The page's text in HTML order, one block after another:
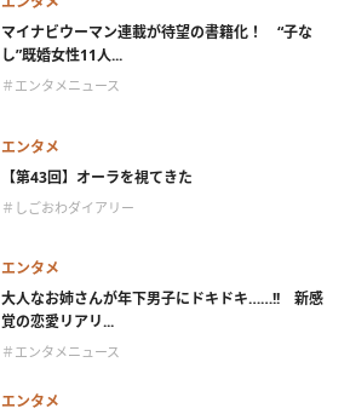
マイナビウーマン連載が待望の書籍化！ “子な
し”既婚女性11人...
＃エンタメニュース
エンタメ
【第43回】オーラを視てきた
＃しごおわダイアリー
エンタメ
大人なお姉さんが年下男子にドキドキ……!! 新感
覚の恋愛リアリ...
＃エンタメニュース
エンタメ